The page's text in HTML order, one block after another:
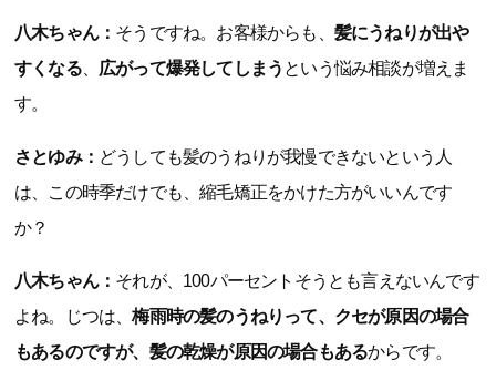
八木ちゃん： そうですね。お客様からも、 髪にうねりが出や
すくなる、 広がって爆発してしまう という悩み相談が増えま
す。
さとゆみ： どうしても髪のうねりが我慢できないという人
は、この時季だけでも、縮毛矯正をかけた方がいいんです
か？
八木ちゃん： それが、100パーセントそうとも言えないんです
よね。じつは、梅雨時の髪のうねりって、クセが原因の場合
もあるのですが、髪の乾燥が原因の場合もあるからです。